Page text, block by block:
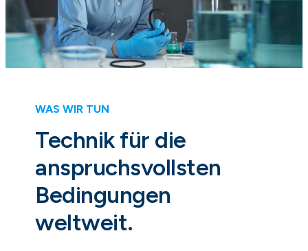
WAS WIR TUN
Technik für die
anspruchsvollsten
Bedingungen
weltweit.